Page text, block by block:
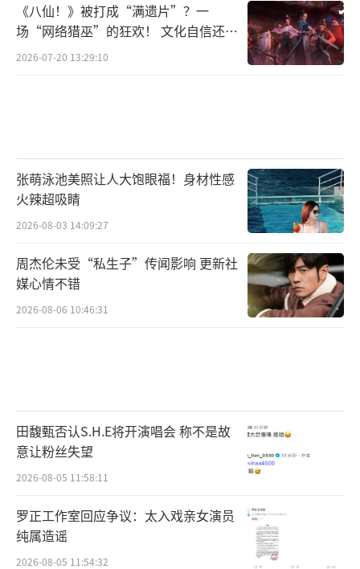
《八仙！》被打成“满遗片”？一
场“网络猎巫”的狂欢！ 文化自信还是
焦虑？
2026-07-20 13:29:10
张萌泳池美照让人大饱眼福！身材性感
火辣超吸睛
2026-08-03 14:09:27
周杰伦未受“私生子”传闻影响 更新社
媒心情不错
2026-08-06 10:46:31
田馥甄否认S.H.E将开演唱会 称不是故
意让粉丝失望
2026-08-05 11:58:11
罗正工作室回应争议：太入戏亲女演员
纯属造谣
2026-08-05 11:54:32